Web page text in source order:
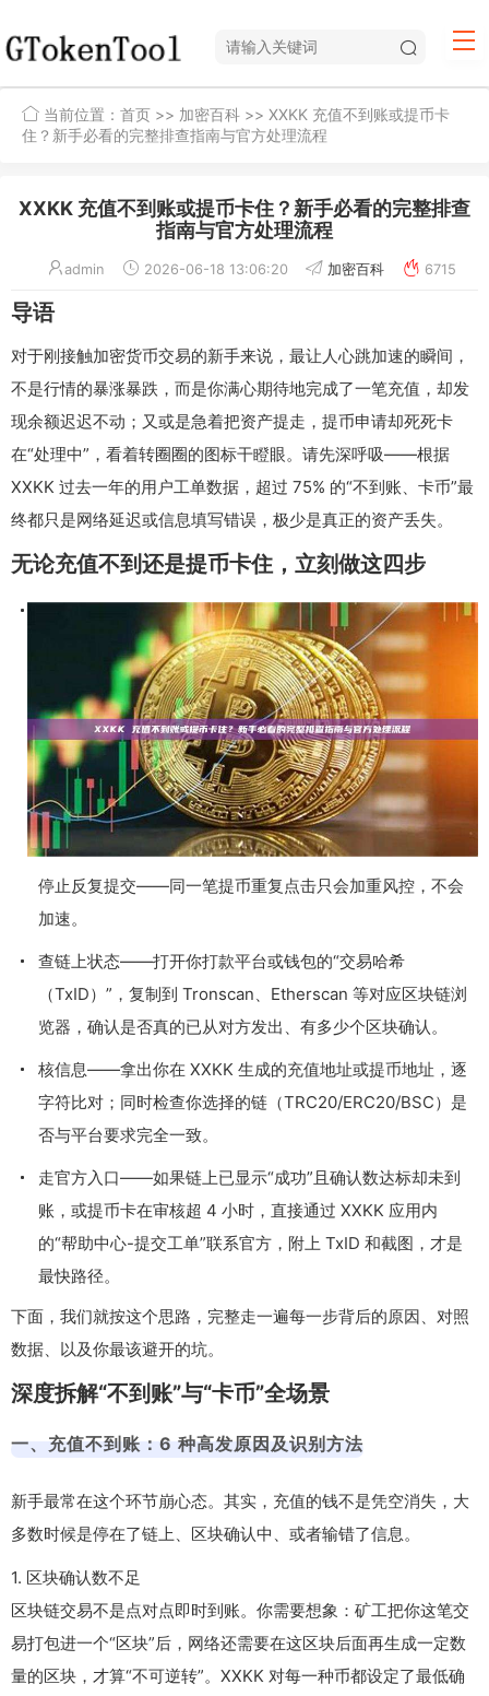
当前位置： 首页 >> 加密百科 >> XXKK 充值不到账或提币卡
住？新手必看的完整排查指南与官方处理流程
XXKK 充值不到账或提币卡住？新手必看的完整排查
指南与官方处理流程
admin 2026-06-18 13:06:20 加密百科 6715
导语
对于刚接触加密货币交易的新手来说，最让人心跳加速的瞬间，
不是行情的暴涨暴跌，而是你满心期待地完成了一笔充值，却发
现余额迟迟不动；又或是急着把资产提走，提币申请却死死卡
在“处理中”，看着转圈圈的图标干瞪眼。请先深呼吸——根据
XXKK 过去一年的用户工单数据，超过 75% 的“不到账、卡币”最
终都只是网络延迟或信息填写错误，极少是真正的资产丢失。
无论充值不到还是提币卡住，立刻做这四步
停止反复提交——同一笔提币重复点击只会加重风控，不会
加速。
查链上状态——打开你打款平台或钱包的“交易哈希
（TxID）”，复制到 Tronscan、Etherscan 等对应区块链浏
览器，确认是否真的已从对方发出、有多少个区块确认。
核信息——拿出你在 XXKK 生成的充值地址或提币地址，逐
字符比对；同时检查你选择的链（TRC20/ERC20/BSC）是
否与平台要求完全一致。
走官方入口——如果链上已显示“成功”且确认数达标却未到
账，或提币卡在审核超 4 小时，直接通过 XXKK 应用内
的“帮助中心-提交工单”联系官方，附上 TxID 和截图，才是
最快路径。
下面，我们就按这个思路，完整走一遍每一步背后的原因、对照
数据、以及你最该避开的坑。
深度拆解“不到账”与“卡币”全场景
一、充值不到账：6 种高发原因及识别方法
新手最常在这个环节崩心态。其实，充值的钱不是凭空消失，大
多数时候是停在了链上、区块确认中、或者输错了信息。
1. 区块确认数不足
区块链交易不是点对点即时到账。你需要想象：矿工把你这笔交
易打包进一个“区块”后，网络还需要在这区块后面再生成一定数
量的区块，才算“不可逆转”。XXKK 对每一种币都设定了最低确